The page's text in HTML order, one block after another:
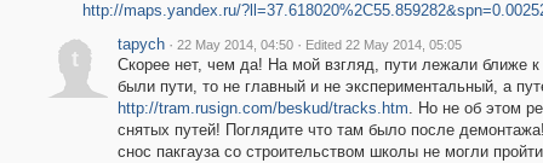
http://maps.yandex.ru/
t
tapych · 22 May 2014, 04:50 · Edited 22 May 2014, 05:05
Скорее нет, чем да! На мой взгляд, пути лежали ближе
были пути, то не главный и не экспериментальный, а
http://tram.rusign.com/beskud/tracks.htm. Но не об этом
снятых путей! Поглядите что там было после
снос пакгауза со строительством школы не могли